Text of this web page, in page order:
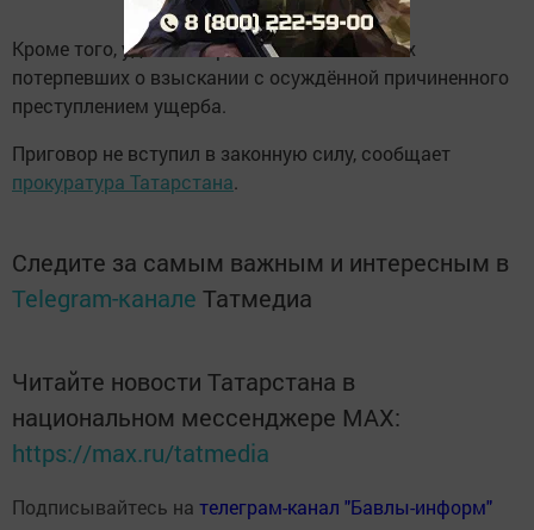
Кроме того, удовлетворены иски нескольких
потерпевших о взыскании с осуждённой причиненного
преступлением ущерба.
Приговор не вступил в законную силу, сообщает
прокуратура Татарстана.
Следите за самым важным и интересным в
Telegram-канале Татмедиа
Читайте новости Татарстана в
национальном мессенджере MАХ:
https://max.ru/tatmedia
Подписывайтесь на телеграм-канал "Бавлы-информ"